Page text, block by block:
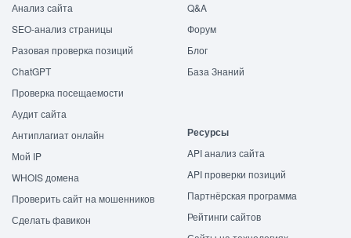
Анализ сайта
SEO-анализ страницы
Разовая проверка позиций
ChatGPT
Проверка посещаемости
Аудит сайта
Антиплагиат онлайн
Мой IP
WHOIS домена
Проверить сайт на мошенников
Сделать фавикон
Q&A
Форум
Блог
База Знаний
Ресурсы
API анализ сайта
API проверки позиций
Партнёрская программа
Рейтинги сайтов